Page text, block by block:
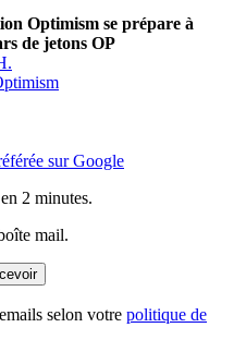
Optimism se prépare à
de jetons OP
sur Google
en 2 minutes.
mail.
selon votre politique de